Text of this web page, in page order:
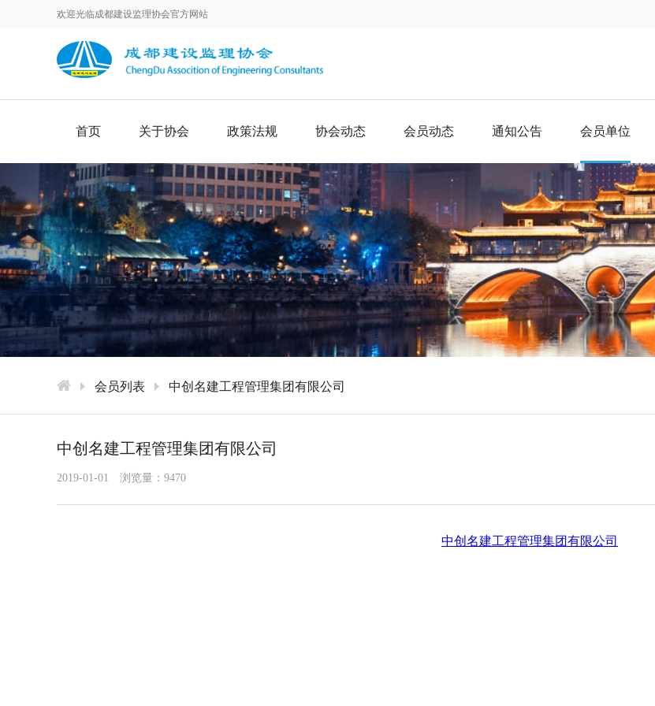
欢迎光临成都建设监理协会官方网站
首页 关于协会 政策法规 协会动态 会员动态 通知公告 会员单位
会员列表 中创名建工程管理集团有限公司
中创名建工程管理集团有限公司
2019-01-01 浏览量：9470
中创名建工程管理集团有限公司